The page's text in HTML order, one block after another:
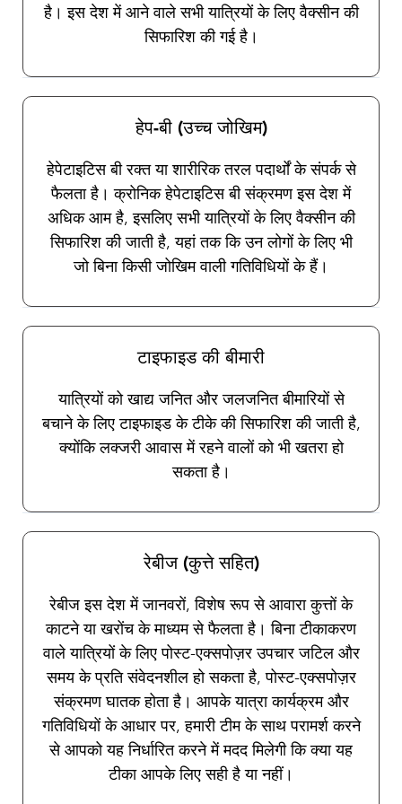
है। इस देश में आने वाले सभी यात्रियों के लिए वैक्सीन की
सिफारिश की गई है।
हेप-बी (उच्च जोखिम)
हेपेटाइटिस बी रक्त या शारीरिक तरल पदार्थों के संपर्क से
फैलता है। क्रोनिक हेपेटाइटिस बी संक्रमण इस देश में
अधिक आम है, इसलिए सभी यात्रियों के लिए वैक्सीन की
सिफारिश की जाती है, यहां तक कि उन लोगों के लिए भी
जो बिना किसी जोखिम वाली गतिविधियों के हैं।
टाइफाइड की बीमारी
यात्रियों को खाद्य जनित और जलजनित बीमारियों से
बचाने के लिए टाइफाइड के टीके की सिफारिश की जाती है,
क्योंकि लक्जरी आवास में रहने वालों को भी खतरा हो
सकता है।
रेबीज (कुत्ते सहित)
रेबीज इस देश में जानवरों, विशेष रूप से आवारा कुत्तों के
काटने या खरोंच के माध्यम से फैलता है। बिना टीकाकरण
वाले यात्रियों के लिए पोस्ट-एक्सपोज़र उपचार जटिल और
समय के प्रति संवेदनशील हो सकता है, पोस्ट-एक्सपोज़र
संक्रमण घातक होता है। आपके यात्रा कार्यक्रम और
गतिविधियों के आधार पर, हमारी टीम के साथ परामर्श करने
से आपको यह निर्धारित करने में मदद मिलेगी कि क्या यह
टीका आपके लिए सही है या नहीं।